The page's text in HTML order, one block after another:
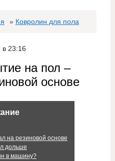
» Ковролин для пола
23:16
на пол –
основе
на резиновой основе
дольше
в машину?